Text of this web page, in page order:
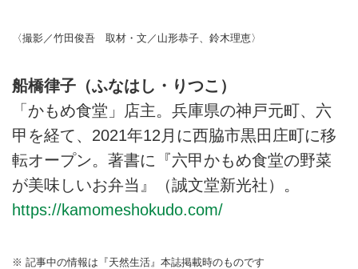
〈撮影／竹田俊吾 取材・文／山形恭子、鈴木理恵〉
船橋律子（ふなはし・りつこ）
「かもめ食堂」店主。兵庫県の神戸元町、六
甲を経て、2021年12月に西脇市黒田庄町に移
転オープン。著書に『六甲かもめ食堂の野菜
が美味しいお弁当』（誠文堂新光社）。
https://kamomeshokudo.com/
※ 記事中の情報は『天然生活』本誌掲載時のものです